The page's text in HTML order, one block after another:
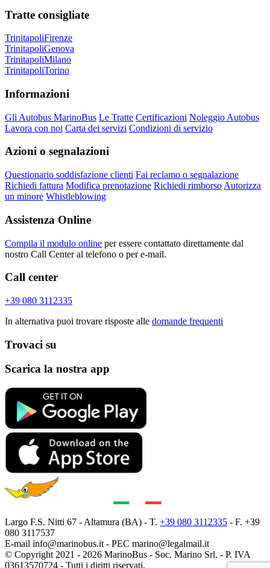
Tratte consigliate
TrinitapoliFirenze
TrinitapoliGenova
TrinitapoliMilano
TrinitapoliTorino
Informazioni
Gli Autobus MarinoBus Le Tratte Certificazioni Noleggio Autobus
Lavora con noi Carta dei servizi Condizioni di servizio
Azioni o segnalazioni
Questionario soddisfazione clienti Fai reclamo o segnalazione
Richiedi fattura Modifica prenotazione Richiedi rimborso Autorizza
un minore Whistleblowing
Assistenza Online
Compila il modulo online per essere contattato direttamente dal
nostro Call Center al telefono o per e-mail.
Call center
+39 080 3112335
In alternativa puoi trovare risposte alle domande frequenti
Trovaci su
Scarica la nostra app
Largo F.S. Nitti 67 - Altamura (BA) - T. +39 080 3112335 - F. +39
080 3117537
E-mail info@marinobus.it - PEC marino@legalmail.it
© Copyright 2021 - 2026 MarinoBus - Soc. Marino Srl. - P. IVA
03613570724 - Tutti i diritti riservati.